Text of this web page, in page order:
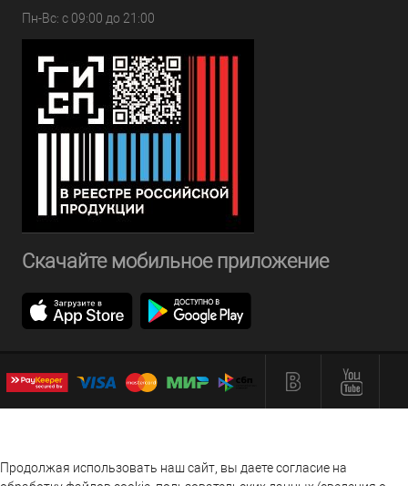
Пн-Вс: с 09:00 до 21:00
Скачайте мобильное приложение
Продолжая использовать наш сайт, вы даете согласие на